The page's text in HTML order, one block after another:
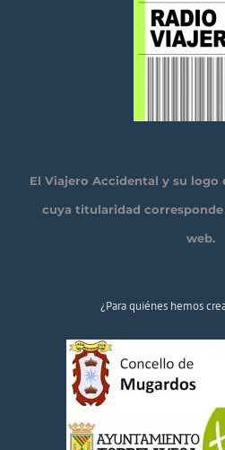
El Viajero Accidental y su logo
cuya titularidad
web.
¿Para quiénes hemos